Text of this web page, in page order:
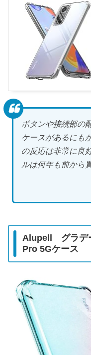
ボタンや接続部の
ケースがあるにも
の反応は非常に良
ルは何年も前から
Alupell グラデ
Pro 5Gケース